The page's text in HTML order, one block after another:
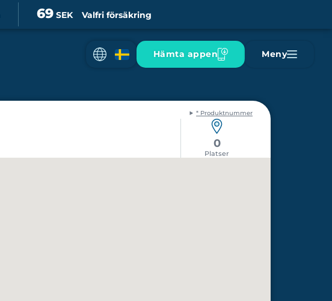
Valfri försäkring
69 SEK
Hämta appen Meny
* Produktnummer
0
Platser